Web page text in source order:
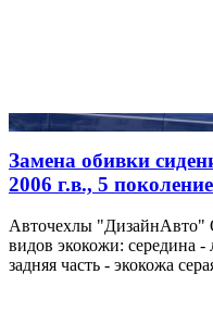
Замена обивки
2006 г.в., 5 поколение
Авточехлы "ДизайнАвто"
видов экокожи: середина
задняя часть - экокожа